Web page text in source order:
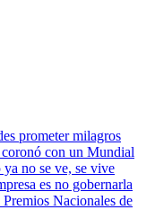
prometer milagros
con un Mundial
no se ve, se vive
es no gobernarla
Nacionales de